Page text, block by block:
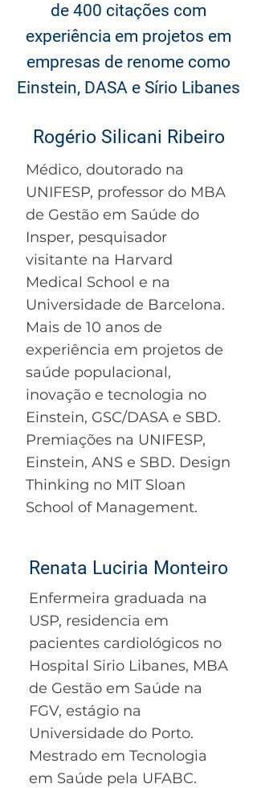
de 400 citações com
experiência em projetos em
empresas de renome como
Einstein, DASA e Sírio Libanes
Rogério Silicani Ribeiro
Médico, doutorado na
UNIFESP, professor do MBA
de Gestão em Saúde do
Insper, pesquisador
visitante na Harvard
Medical School e na
Universidade de Barcelona.
Mais de 10 anos de
experiência em projetos de
saúde populacional,
inovação e tecnologia no
Einstein, GSC/DASA e SBD.
Premiações na UNIFESP,
Einstein, ANS e SBD. Design
Thinking no MIT Sloan
School of Management.
Renata Luciria Monteiro
Enfermeira graduada na
USP, residencia em
pacientes cardiológicos no
Hospital Sirio Libanes, MBA
de Gestão em Saúde na
FGV, estágio na
Universidade do Porto.
Mestrado em Tecnologia
em Saúde pela UFABC.